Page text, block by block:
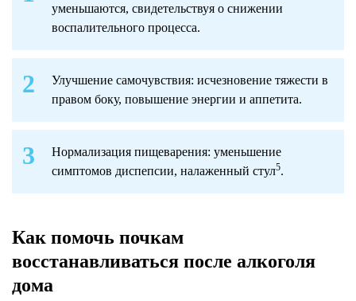
уменьшаются, свидетельствуя о снижении
воспалительного процесса.
Улучшение самочувствия: исчезновение тяжести в
правом боку, повышение энергии и аппетита.
Нормализация пищеварения: уменьшение
симптомов диспепсии, налаженный стул5.
Как помочь почкам
восстанавливаться после алкоголя
дома